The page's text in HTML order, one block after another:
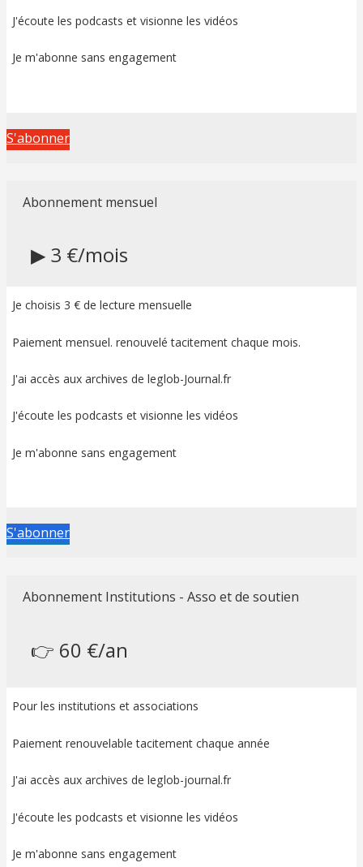
J'écoute les podcasts et visionne les vidéos
Je m'abonne sans engagement
S'abonner
Abonnement mensuel
▶ 3 €/mois
Je choisis 3 € de lecture mensuelle
Paiement mensuel. renouvelé tacitement chaque mois.
J'ai accès aux archives de leglob-Journal.fr
J'écoute les podcasts et visionne les vidéos
Je m'abonne sans engagement
S'abonner
Abonnement Institutions - Asso et de soutien
👉 60 €/an
Pour les institutions et associations
Paiement renouvelable tacitement chaque année
J'ai accès aux archives de leglob-journal.fr
J'écoute les podcasts et visionne les vidéos
Je m'abonne sans engagement